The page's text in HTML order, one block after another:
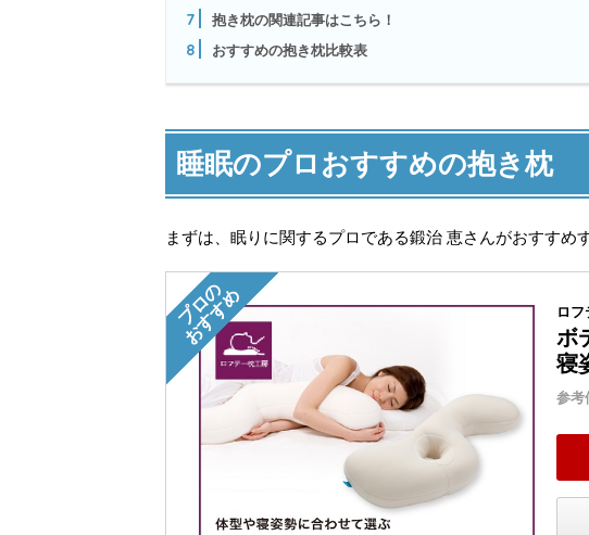
7 抱き枕の関連記事はこちら！
8 おすすめの抱き枕比較表
睡眠のプロおすすめの抱き枕
まずは、眠りに関するプロである鍛治 恵さんがおすすめ
プロの
おすすめ ロフ
ボ
寝
参考